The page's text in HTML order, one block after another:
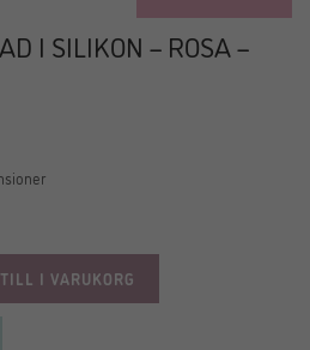
I SILIKON – ROSA –
I VARUKORG